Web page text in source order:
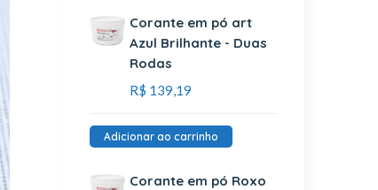
Corante em pó art
Azul Brilhante - Duas
Rodas
R$ 139,19
Adicionar ao carrinho
Corante em pó Roxo